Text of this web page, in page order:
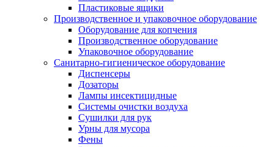
Пластиковые ящики
Производственное и упаковочное оборудование
Оборудование для копчения
Производственное оборудование
Упаковочное оборудование
Санитарно-гигиеническое оборудование
Диспенсеры
Дозаторы
Лампы инсектицидные
Системы очистки воздуха
Сушилки для рук
Урны для мусора
Фены